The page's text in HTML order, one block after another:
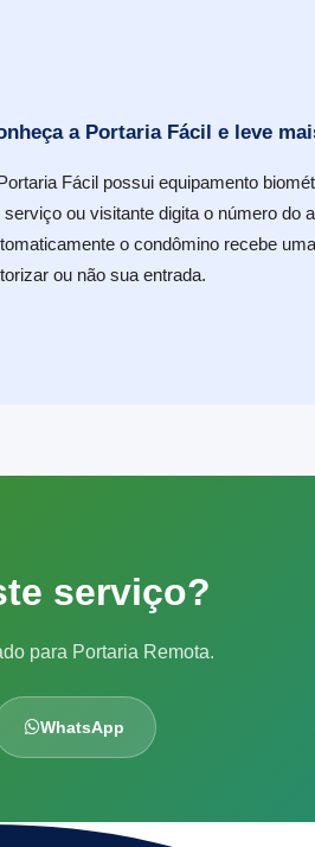
a Portaria Fácil e leve
Fácil possui equipamento
serviço ou visitante digita o número do
o condômino recebe
ou não sua entrada.
serviço?
para Portaria Remota.
WhatsApp